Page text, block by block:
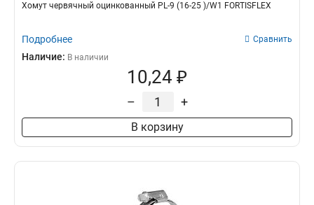
Хомут червячный оцинкованный PL-9 (16-25 )/W1 FORTISFLEX
Подробнее Сравнить
Наличие: В наличии
10,24 ₽
– +
В корзину